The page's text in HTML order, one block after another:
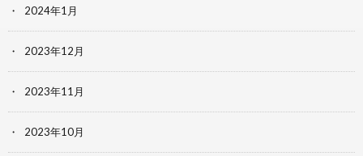
2024年1月
2023年12月
2023年11月
2023年10月